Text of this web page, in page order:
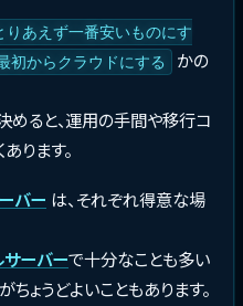
りあえず一番安いものにす
初からクラウドにする
かの
めると、運用の手間や移行コ
ります。
バー は、それぞれ得意な場
サーバーで十分なことも多い
がちょうどよいこともあります。